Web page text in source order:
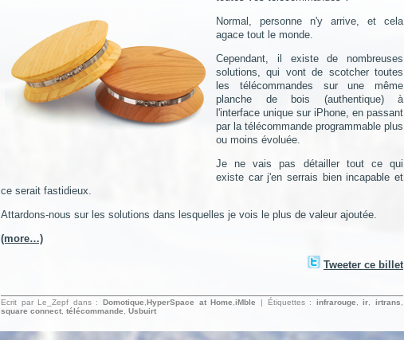
Normal, personne n'y arrive, et cela
agace tout le monde.
Cependant, il existe de nombreuses
solutions, qui vont de scotcher toutes
les télécommandes sur une même
planche de bois (authentique) à
l'interface unique sur iPhone, en passant
par la télécommande programmable plus
ou moins évoluée.
Je ne vais pas détailler tout ce qui
existe car j'en serrais bien incapable et
ce serait fastidieux.
Attardons-nous sur les solutions dans lesquelles je vois le plus de valeur ajoutée.
(more…)
Tweeter ce billet
Ecrit par Le_Zepf dans :Domotique ,HyperSpace at Home ,iMble | Étiquettes : infrarouge ,ir ,irtrans
square connect télécommande Usbuirt